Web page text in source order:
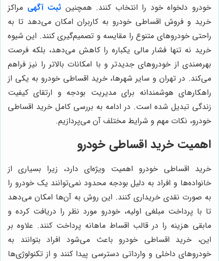
خودرو دلخواه خود را انتخاب کنند. همچنین ثبت آگهی مراکز
خرید و فروش اقساطی خودرو به کاربران امکان می‌دهد تا به
راحتی خودروهای متنوع را مقایسه و تصمیم‌گیری کنند. این شیوه
خرید نه تنها فشار مالی یکباره را کاهش می‌دهد، بلکه فرصت
بهره‌مندی از خودروهای جدیدتر و با امکانات بالاتر را نیز فراهم
می‌کند. در تهران و سایر شهرها، خرید اقساطی خودرو به یکی از
راهکارهای هوشمندانه برای مدیریت بودجه و ارتقای کیفیت
زندگی تبدیل شده است. در ادامه به بررسی کامل خرید اقساطی
خودرو، نکات مهم و شرایط مختلف آن می‌پردازیم.
اهمیت خرید اقساطی خودرو
خرید اقساطی خودرو اهمیت ویژه‌ای دارد، زیرا بسیاری از
خانواده‌ها و افراد به دلیل بودجه محدود نمی‌توانند یک خودرو را
به صورت نقدی خریداری کنند. این روش به آن‌ها امکان می‌دهد
تا با پرداخت مبلغی اولیه، خودرو مورد نظر را دریافت کرده و
مابقی هزینه را در قالب اقساط ماهانه پرداخت کنند. علاوه بر
این، خرید اقساطی خودرو باعث می‌شود افراد بتوانند به
خودروهای داخلی و وارداتی دسترسی پیدا کنند و از تکنولوژی‌ها